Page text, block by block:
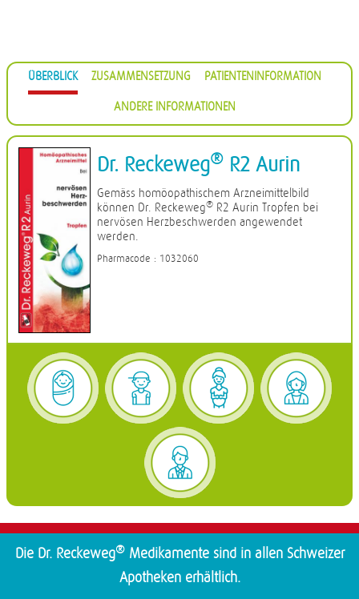
ÜBERBLICK ZUSAMMENSETZUNG PATIENTENINFORMATION
ANDERE INFORMATIONEN
Dr. Reckeweg® R2 Aurin
Gemäss homöopathischem Arzneimittelbild
können Dr. Reckeweg® R2 Aurin Tropfen bei
nervösen Herzbeschwerden angewendet
werden.
Pharmacode : 1032060
Die Dr. Reckeweg®Medikamente sind in allen Schweizer
Apotheken erhältlich.